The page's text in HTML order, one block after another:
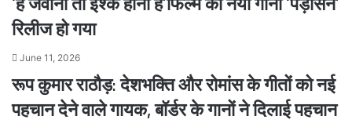
रिलीज हो गया
June 11, 2026
रूप कुमार राठौड़: देशभक्ति और रोमांस के गीतों को नई
पहचान देने वाले गायक, बॉर्डर के गानों ने दिलाई पहचान